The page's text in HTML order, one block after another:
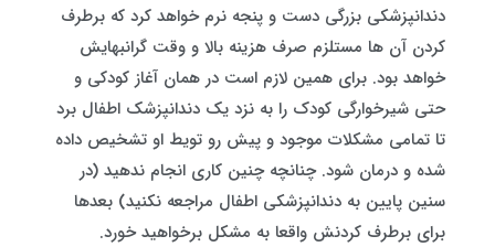
دندانپزشکی بزرگی دست و پنجه نرم خواهد کرد که برطرف
کردن آن ها مستلزم صرف هزینه بالا و وقت گرانبهایش
خواهد بود. برای همین لازم است در همان آغاز کودکی و
حتی شیرخوارگی کودک را به نزد یک دندانپزشک اطفال برد
تا تمامی مشکلات موجود و پیش رو تویط او تشخیص داده
شده و درمان شود. چنانچه چنین کاری انجام ندهید (در
سنین پایین به دندانپزشکی اطفال مراجعه نکنید) بعدها
برای برطرف کردنش واقعا به مشکل برخواهید خورد.